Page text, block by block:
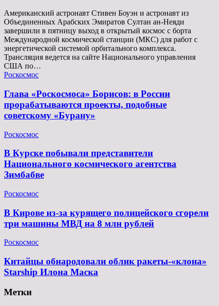
Американский астронавт Стивен Боуэн и астронавт из
Объединенных Арабских Эмиратов Султан ан-Неяди
завершили в пятницу выход в открытый космос с борта
Международной космической станции (МКС) для работ с
энергетической системой орбитального комплекса.
Трансляция ведется на сайте Национального управления
США по…
Роскосмос
Глава «Роскосмоса» Борисов: в России
прорабатываются проекты, подобные
советскому «Бурану»
Роскосмос
В Курске побывали представители
Национального космического агентства
Зимбабве
Роскосмос
В Кирове из-за курящего полицейского сгорели
три машины МВД на 8 млн рублей
Роскосмос
Китайцы обнародовали облик ракеты-«клона»
Starship Илона Маска
Метки